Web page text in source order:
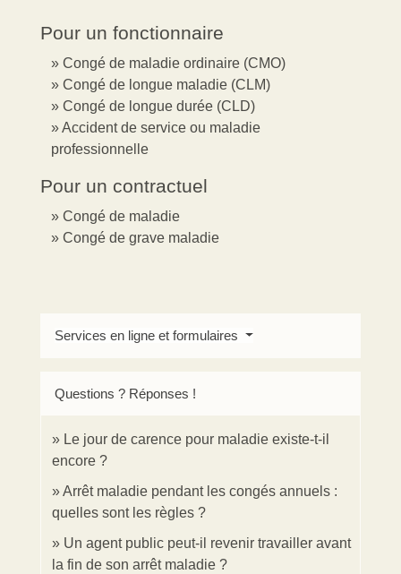
Pour un fonctionnaire
Congé de maladie ordinaire (CMO)
Congé de longue maladie (CLM)
Congé de longue durée (CLD)
Accident de service ou maladie
professionnelle
Pour un contractuel
Congé de maladie
Congé de grave maladie
Services en ligne et formulaires
Questions ? Réponses !
Le jour de carence pour maladie existe-t-il
encore ?
Arrêt maladie pendant les congés annuels :
quelles sont les règles ?
Un agent public peut-il revenir travailler avant
la fin de son arrêt maladie ?